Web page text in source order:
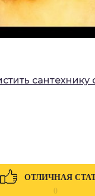
сантехнику
ОТЛИЧНАЯ
0